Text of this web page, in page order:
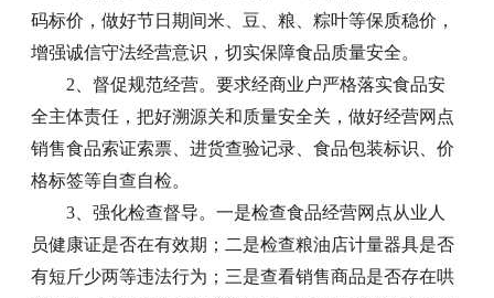
码标价，做好节日期间米、豆、粮、粽叶等保质稳价，
增强诚信守法经营意识，切实保障食品质量安全。
2、督促规范经营。要求经商业户严格落实食品安
全主体责任，把好溯源关和质量安全关，做好经营网点
销售食品索证索票、进货查验记录、食品包装标识、价
格标签等自查自检。
3、强化检查督导。一是检查食品经营网点从业人
员健康证是否在有效期；二是检查粮油店计量器具是否
有短斤少两等违法行为；三是查看销售商品是否存在哄